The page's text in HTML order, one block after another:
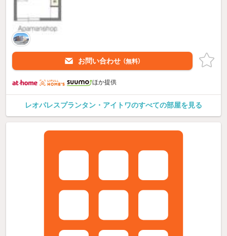
お問い合わせ （無料）
ほか提供
レオパレスプランタン・アイトワのすべての部屋を見る